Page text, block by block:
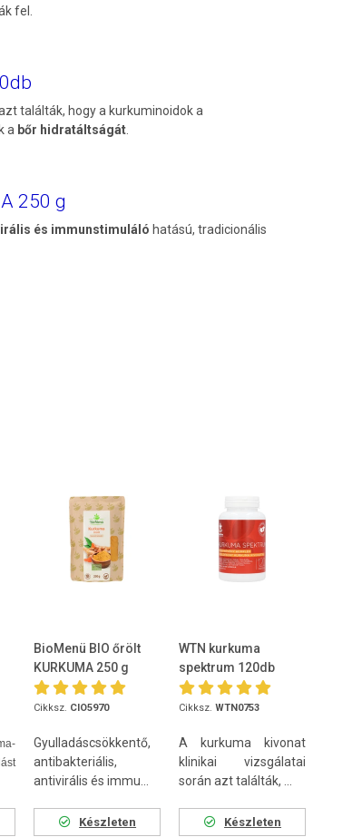
fel.
találták, hogy a kurkuminoidok a
a bőr hidratáltságát
250 g
és immunstimuláló hatású, tradicionális
BioMenü BIO őrölt
KURKUMA 250 g
Cikksz. CIO5970
Gyulladáscsökkentő,
antibakteriális,
antivirális és immu...
Készleten
WTN kurkuma
spektrum 120db
Cikksz. WTN0753
A kurkuma kivonat
klinikai vizsgálatai
során azt találták, ...
Készleten